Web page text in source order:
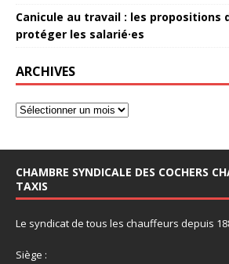
Canicule au travail : les propositions
protéger les salarié·es
ARCHIVES
CHAMBRE SYNDICALE DES COCHERS
TAXIS
Le syndicat de tous les chauffeurs depuis
Siège :